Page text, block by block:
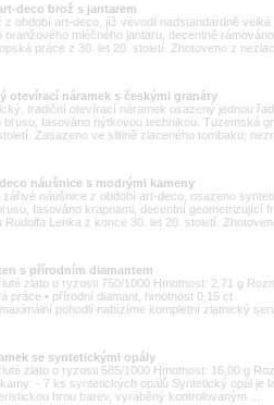
deco brož s jantarem
z období art-deco, jíž vévodí nadstandardně velká
oranžového mléčného jantaru, decentně
práce z 30. let 20. století. Zhotoveno z
otevírací náramek s českými granáty
tradiční otevírací náramek osazený jednou
brusu, fasováno nýtkovou technikou. Tuzemská
Zasazeno ve slitině zlaceného tombaku;
náušnice s modrými kameny
zářivé náušnice z období art-deco, osazeno
fasováno krapnami, decentní geometrizující
Rudolfa Lenka z konce 30. let 20. století.
s přírodním diamantem
zlato o ryzosti 750/1000 Hmotnost: 2,71 g
práce • přírodní diamant, hmotnost 0,15 ct
pohodlí nabízíme kompletní zlatnický
se syntetickými opály
zlato o ryzosti 585/1000 Hmotnost: 16,00 g
- 7 ks syntetických opálů Syntetický opál je
hrou barev, vyráběný kontrolovaným ...